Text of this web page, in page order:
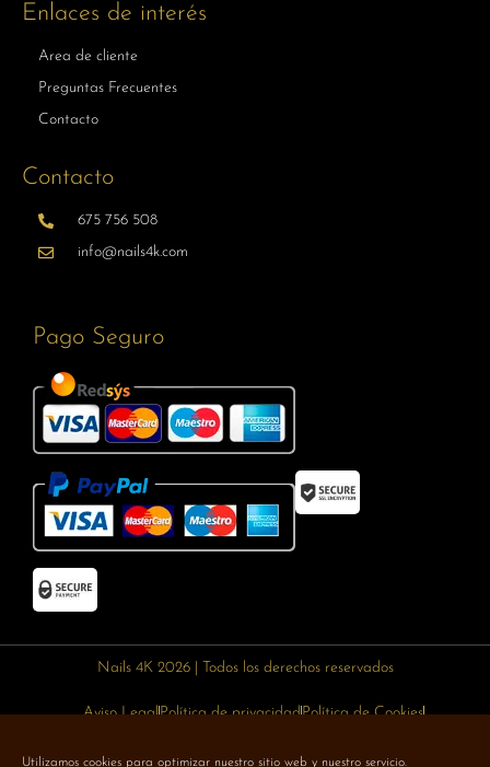
Utilizamos cookies para optimizar nuestro sitio web y nuestro servicio.
Enlaces de interés
Area de cliente
Preguntas Frecuentes
Contacto
Contacto
675 756 508
info@nails4k.com
Pago Seguro
Nails 4K 2026 | Todos los derechos reservados
Aviso LegalPolítica de privacidadPolítica de Cookies